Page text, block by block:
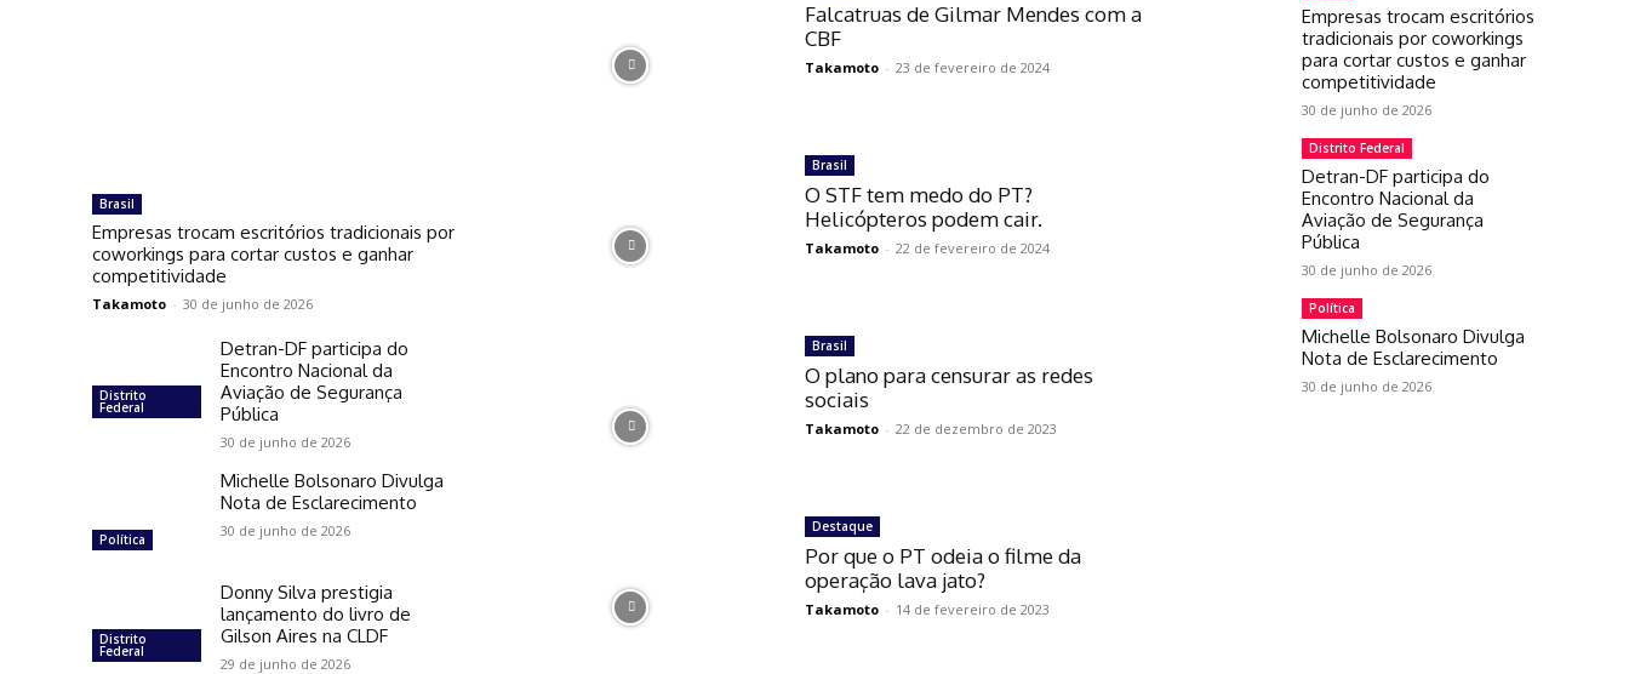
Brasil
Empresas trocam escritórios tradicionais por
coworkings para cortar custos e ganhar
competitividade
Takamoto - 30 de junho de 2026
Distrito
Federal
Detran-DF participa do
Encontro Nacional da
Aviação de Segurança
Pública
30 de junho de 2026
Política
Michelle Bolsonaro Divulga
Nota de Esclarecimento
30 de junho de 2026
Distrito
Federal
Donny Silva prestigia
lançamento do livro de
Gilson Aires na CLDF
29 de junho de 2026
Falcatruas de Gilmar Mendes com a
CBF
Takamoto - 23 de fevereiro de 2024
Brasil
O STF tem medo do PT?
Helicópteros podem cair.
Takamoto - 22 de fevereiro de 2024
Brasil
O plano para censurar as redes
sociais
Takamoto - 22 de dezembro de 2023
Destaque
Por que o PT odeia o filme da
operação lava jato?
Takamoto - 14 de fevereiro de 2023
Empresas trocam escritórios
tradicionais por coworkings
para cortar custos e ganhar
competitividade
30 de junho de 2026
Distrito Federal
Detran-DF participa do
Encontro Nacional da
Aviação de Segurança
Pública
30 de junho de 2026
Política
Michelle Bolsonaro Divulga
Nota de Esclarecimento
30 de junho de 2026